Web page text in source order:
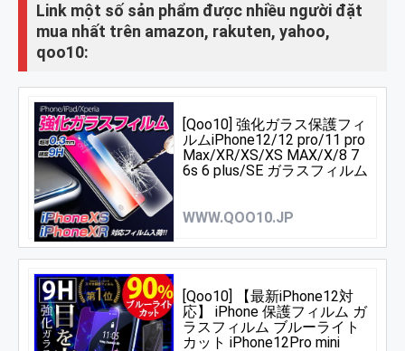
Link một số sản phẩm được nhiều người đặt
mua nhất trên amazon, rakuten, yahoo,
qoo10:
[Qoo10] 強化ガラス保護フィ
ルムiPhone12/12 pro/11 pro
Max/XR/XS/XS MAX/X/8 7
6s 6 plus/SE ガラスフィルム
WWW.QOO10.JP
[Qoo10] 【最新iPhone12対
応】 iPhone 保護フィルム ガ
ラスフィルム ブルーライト
カット iPhone12Pro mini